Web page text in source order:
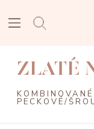
ZLATÉ
PECKOVÉ/